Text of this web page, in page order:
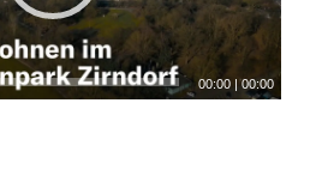
00:00 |00:00